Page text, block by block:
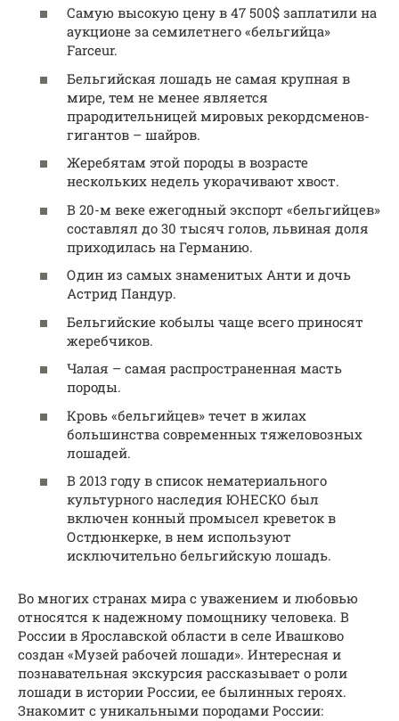
Самую высокую цену в 47 500$ заплатили на
аукционе за семилетнего «бельгийца»
Farceur.
Бельгийская лошадь не самая крупная в
мире, тем не менее является
прародительницей мировых рекордсменов-
гигантов – шайров.
Жеребятам этой породы в возрасте
нескольких недель укорачивают хвост.
В 20-м веке ежегодный экспорт «бельгийцев»
составлял до 30 тысяч голов, львиная доля
приходилась на Германию.
Один из самых знаменитых Анти и дочь
Астрид Пандур.
Бельгийские кобылы чаще всего приносят
жеребчиков.
Чалая – самая распространенная масть
породы.
Кровь «бельгийцев» течет в жилах
большинства современных тяжеловозных
лошадей.
В 2013 году в список нематериального
культурного наследия ЮНЕСКО был
включен конный промысел креветок в
Остдюнкерке, в нем используют
исключительно бельгийскую лошадь.
Во многих странах мира с уважением и любовью
относятся к надежному помощнику человека. В
России в Ярославской области в селе Ивашково
создан «Музей рабочей лошади». Интересная и
познавательная экскурсия рассказывает о роли
лошади в истории России, ее былинных героях.
Знакомит с уникальными породами России: